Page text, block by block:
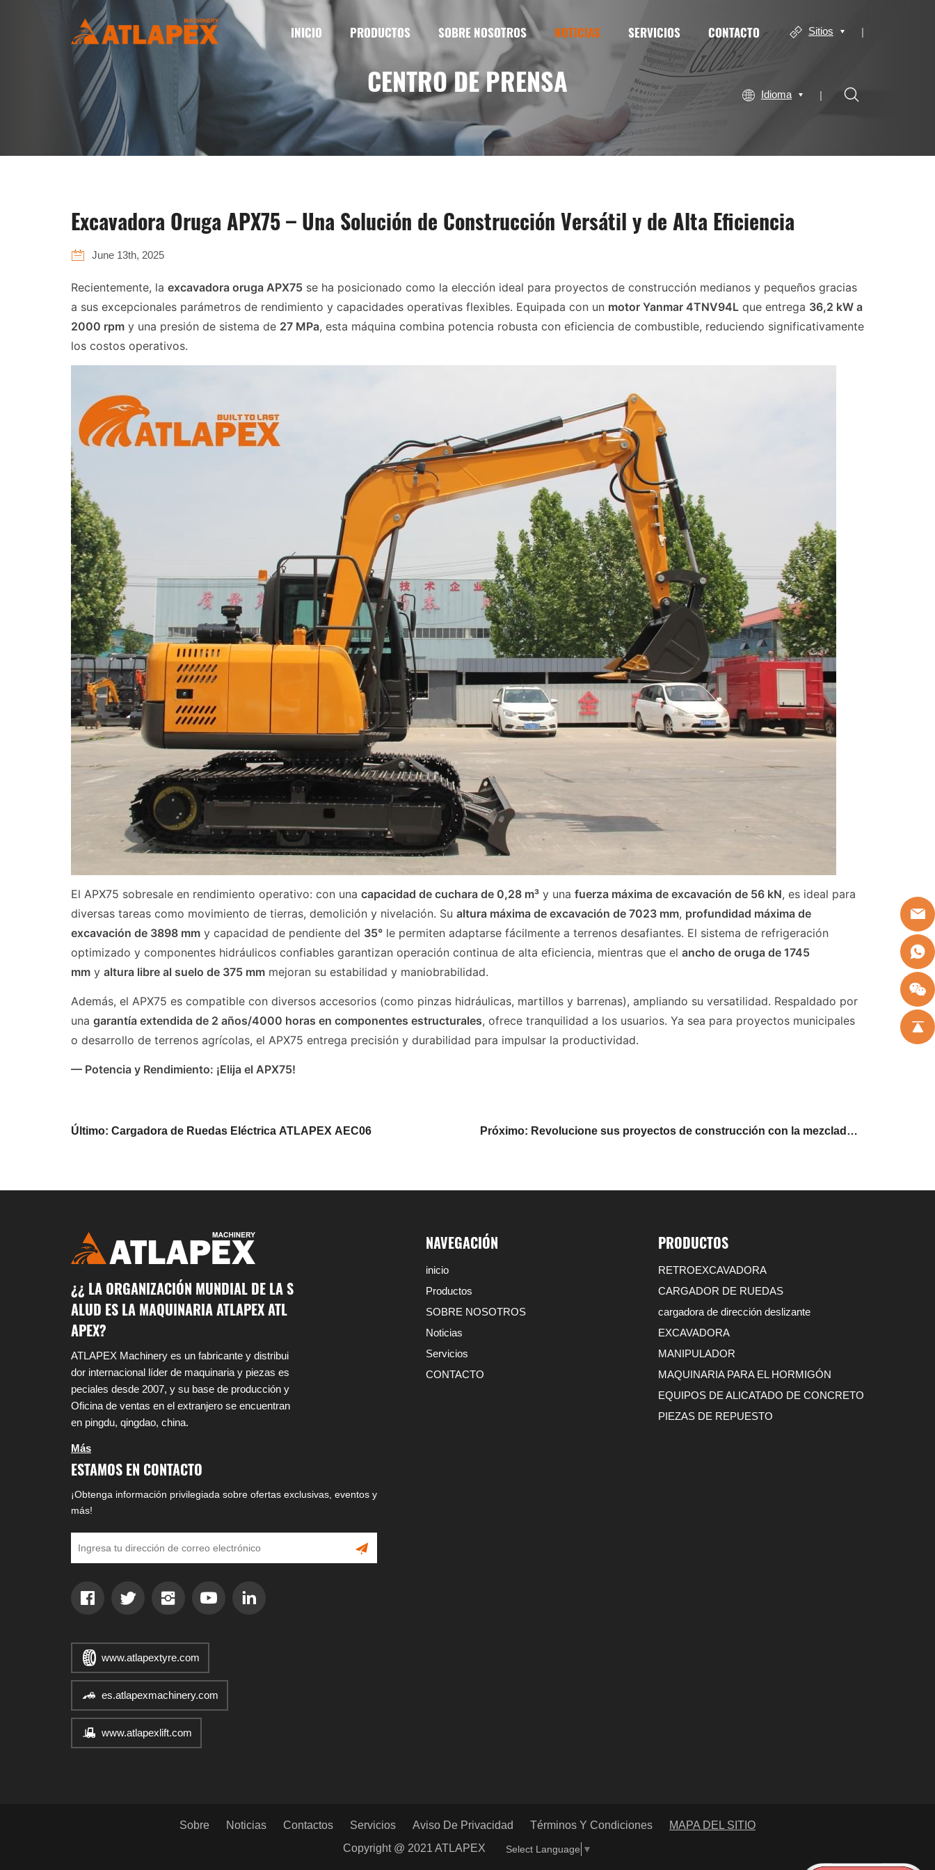
INICIO PRODUCTOS SOBRE NOSOTROS NOTICIAS SERVICIOS CONTACTO Sitios
Idioma
CENTRO DE PRENSA
Excavadora Oruga APX75 – Una Solución de Construcción Versátil y de Alta Eficiencia
June 13th, 2025
Recientemente, la excavadora oruga APX75 se ha posicionado como la elección ideal para proyectos de construcción medianos y pequeños gracias
a sus excepcionales parámetros de rendimiento y capacidades operativas flexibles. Equipada con un motor Yanmar 4TNV94L que entrega 36,2 kW a
2000 rpm y una presión de sistema de 27 MPa, esta máquina combina potencia robusta con eficiencia de combustible, reduciendo significativamente
los costos operativos.
El APX75 sobresale en rendimiento operativo: con una capacidad de cuchara de 0,28 m³ y una fuerza máxima de excavación de 56 kN, es ideal para
diversas tareas como movimiento de tierras, demolición y nivelación. Su altura máxima de excavación de 7023 mm, profundidad máxima de
excavación de 3898 mm y capacidad de pendiente del 35° le permiten adaptarse fácilmente a terrenos desafiantes. El sistema de refrigeración
optimizado y componentes hidráulicos confiables garantizan operación continua de alta eficiencia, mientras que el ancho de oruga de 1745
mm y altura libre al suelo de 375 mm mejoran su estabilidad y maniobrabilidad.
Además, el APX75 es compatible con diversos accesorios (como pinzas hidráulicas, martillos y barrenas), ampliando su versatilidad. Respaldado por
una garantía extendida de 2 años/4000 horas en componentes estructurales, ofrece tranquilidad a los usuarios. Ya sea para proyectos municipales
o desarrollo de terrenos agrícolas, el APX75 entrega precisión y durabilidad para impulsar la productividad.
— Potencia y Rendimiento: ¡Elija el APX75!
Último: Cargadora de Ruedas Eléctrica ATLAPEX AEC06
Próximo: Revolucione sus proyectos de construcción con la mezcladora
¿¿ LA ORGANIZACIÓN MUNDIAL DE LA S
ALUD ES LA MAQUINARIA ATLAPEX ATL
APEX?
ATLAPEX Machinery es un fabricante y distribui
dor internacional líder de maquinaria y piezas es
peciales desde 2007, y su base de producción y
Oficina de ventas en el extranjero se encuentran
en pingdu, qingdao, china.
Más
NAVEGACIÓN
inicio
Productos
SOBRE NOSOTROS
Noticias
Servicios
CONTACTO
PRODUCTOS
RETROEXCAVADORA
CARGADOR DE RUEDAS
cargadora de dirección deslizante
EXCAVADORA
MANIPULADOR
MAQUINARIA PARA EL HORMIGÓN
EQUIPOS DE ALICATADO DE CONCRETO
PIEZAS DE REPUESTO
ESTAMOS EN CONTACTO
¡Obtenga información privilegiada sobre ofertas exclusivas, eventos y
más!
www.atlapextyre.com
es.atlapexmachinery.com
www.atlapexlift.com
Sobre Noticias Contactos Servicios Aviso De Privacidad Términos Y Condiciones
MAPA DEL SITIO
Copyright @ 2021 ATLAPEX
Select Language ▼